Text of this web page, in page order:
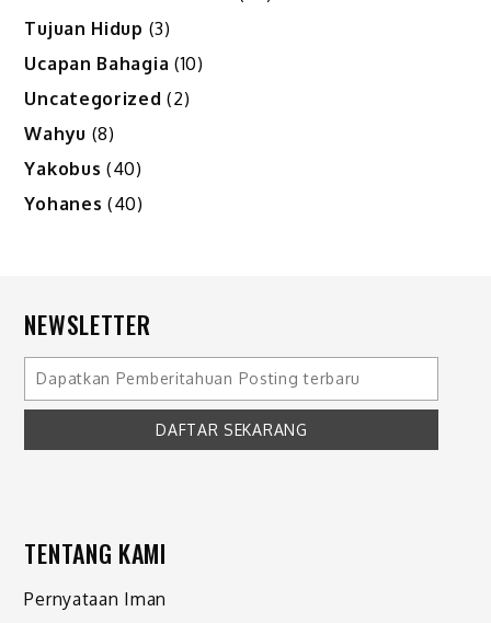
Tujuan Hidup (3)
Ucapan Bahagia (10)
Uncategorized (2)
Wahyu (8)
Yakobus (40)
Yohanes (40)
NEWSLETTER
TENTANG KAMI
Pernyataan Iman